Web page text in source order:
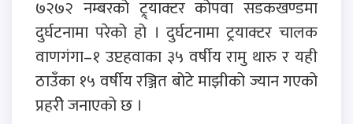
७२७२ नम्बरको ट्र्याक्टर कोपवा सडकखण्डमा
दुर्घटनामा परेको हो । दुर्घटनामा ट्रयाक्टर चालक
वाणगंगा–१ उप्टहवाका ३५ वर्षीय रामु थारु र यही
ठाउँका १५ वर्षीय रञ्जित बोटे माझीको ज्यान गएको
प्रहरीे जनाएको छ ।